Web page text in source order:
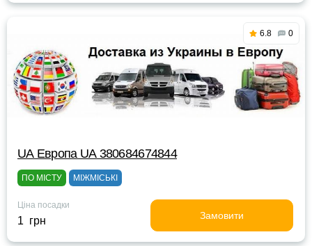
6.8 0
UА Европа UА 380684674844
ПО МІСТУ МІЖМІСЬКІ
Ціна посадки
1 грн Замовити